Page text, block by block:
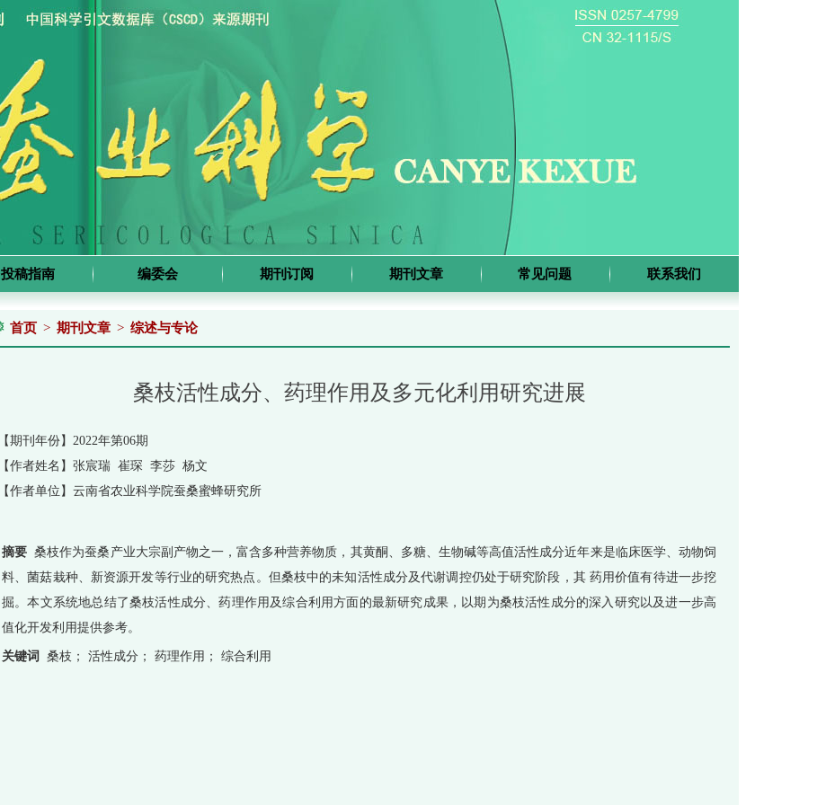
投稿指南 编委会 期刊订阅 期刊文章 常见问题 联系我们
首页 > 期刊文章 > 综述与专论
桑枝活性成分、药理作用及多元化利用研究进展
【期刊年份】2022年第06期
【作者姓名】张宸瑞 崔琛 李莎 杨文
【作者单位】云南省农业科学院蚕桑蜜蜂研究所
摘要 桑枝作为蚕桑产业大宗副产物之一，富含多种营养物质，其黄酮、多糖、生物碱等高值活性成分近年来是临床医学、动物饲
料、菌菇栽种、新资源开发等行业的研究热点。但桑枝中的未知活性成分及代谢调控仍处于研究阶段，其 药用价值有待进一步挖
掘。本文系统地总结了桑枝活性成分、药理作用及综合利用方面的最新研究成果，以期为桑枝活性成分的深入研究以及进一步高
值化开发利用提供参考。
关键词 桑枝； 活性成分； 药理作用； 综合利用